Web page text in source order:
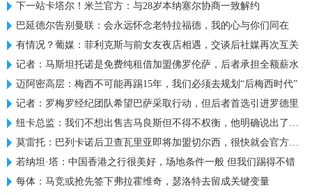
下一站卡塔尔！米兰官方：与28岁本纳塞尔协商一致解约
巴延德尔告别曼联：会永远怀念老特拉福德，我的心与你们同在
有情况？葡媒：菲利克斯与前女友夜店相遇，交谈后社媒再次互关
记者：马斯坦托诺是免费纯租借加盟佛罗伦萨，后者承担全额薪水
迈阿密高层：梅西不可能再踢15年，我们必须去规划“后梅西时代”
记者：罗梅罗经纪团队希望巴萨采取行动，但后者首选引进罗德里
纽卡总监：我们不想出售吉马良斯但不得不权衡，他明确说出了意愿
莫雷托：巴列卡诺后卫查瓦里亚即将加盟切尔西，很快就会官方宣布
若纳坦·塔：中国香港之行很美好，场地条件一般 但我们踢得不错
每体：马竞或抢先签下弗拉霍维奇，瑟洛特去留成关键变量